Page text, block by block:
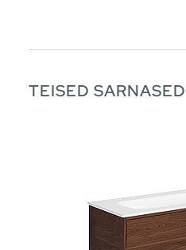
TEISED